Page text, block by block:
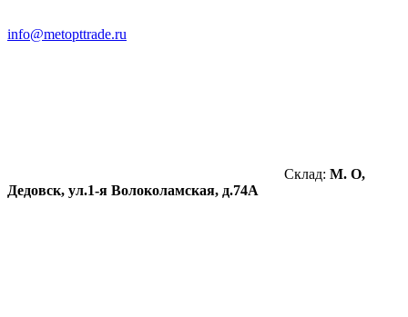
info@metopttrade.ru
Склад: М. О,
Дедовск, ул.1-я Волоколамская, д.74А